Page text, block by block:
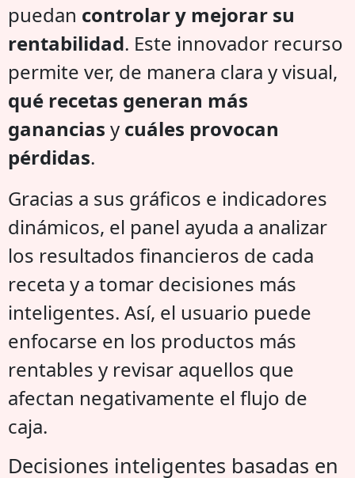
puedan controlar y mejorar su
rentabilidad. Este innovador recurso
permite ver, de manera clara y visual,
qué recetas generan más
ganancias y cuáles provocan
pérdidas.
Gracias a sus gráficos e indicadores
dinámicos, el panel ayuda a analizar
los resultados financieros de cada
receta y a tomar decisiones más
inteligentes. Así, el usuario puede
enfocarse en los productos más
rentables y revisar aquellos que
afectan negativamente el flujo de
caja.
Decisiones inteligentes basadas en